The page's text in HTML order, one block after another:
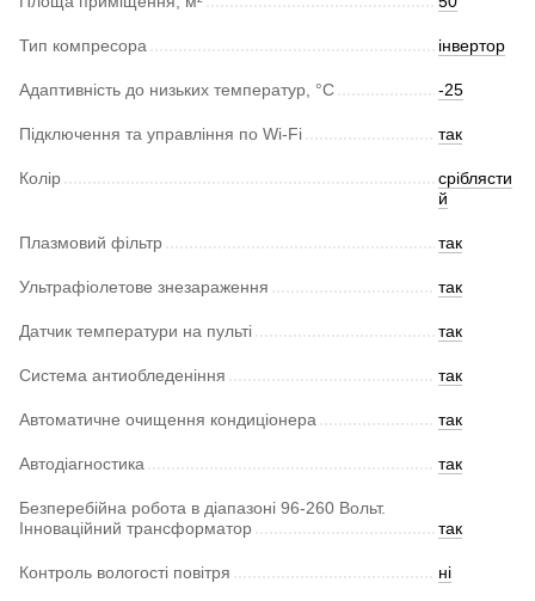
Тип компресора інвертор
Адаптивність до низьких температур, °С -25
Підключення та управління по Wi-Fi так
Колір
сріблясти
й
Плазмовий фільтр так
Ультрафіолетове знезараження так
Датчик температури на пульті так
Система антиобледеніння так
Автоматичне очищення кондиціонера так
Автодіагностика так
Безперебійна робота в діапазоні 96-260 Вольт.
Інноваційний трансформатор
так
Контроль вологості повітря ні